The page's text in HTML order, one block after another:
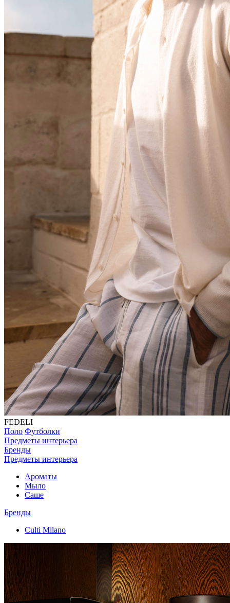
FEDELI
Поло Футболки
Предметы интерьера
Бренды
Предметы интерьера
Ароматы
Мыло
Саше
Бренды
Culti Milano